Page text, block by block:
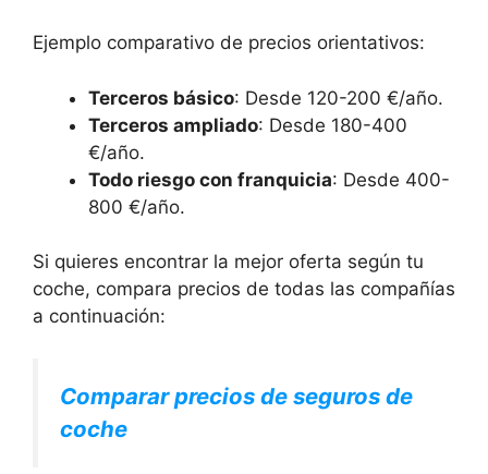
Ejemplo comparativo de precios orientativos:
Terceros básico: Desde 120-200 €/año.
Terceros ampliado: Desde 180-400
€/año.
Todo riesgo con franquicia: Desde 400-
800 €/año.
Si quieres encontrar la mejor oferta según tu
coche, compara precios de todas las compañías
a continuación:
Comparar precios de seguros de
coche